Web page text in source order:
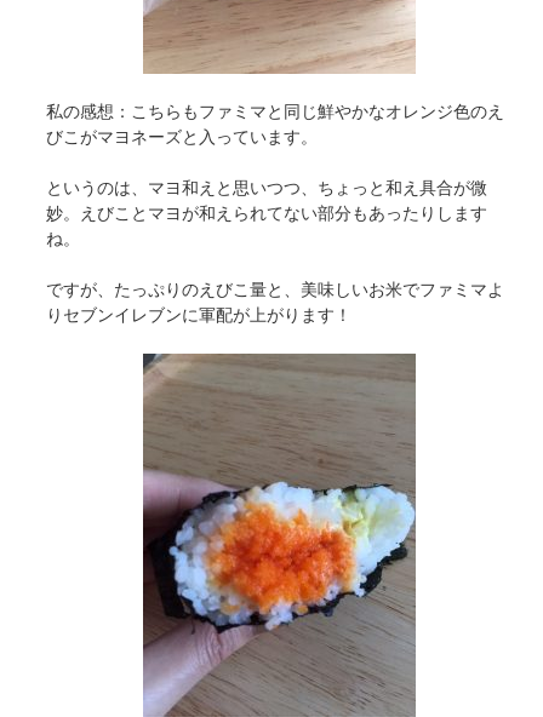
私の感想：こちらもファミマと同じ鮮やかなオレンジ色のえ
びこがマヨネーズと入っています。
というのは、マヨ和えと思いつつ、ちょっと和え具合が微
妙。えびことマヨが和えられてない部分もあったりします
ね。
ですが、たっぷりのえびこ量と、美味しいお米でファミマよ
りセブンイレブンに軍配が上がります！